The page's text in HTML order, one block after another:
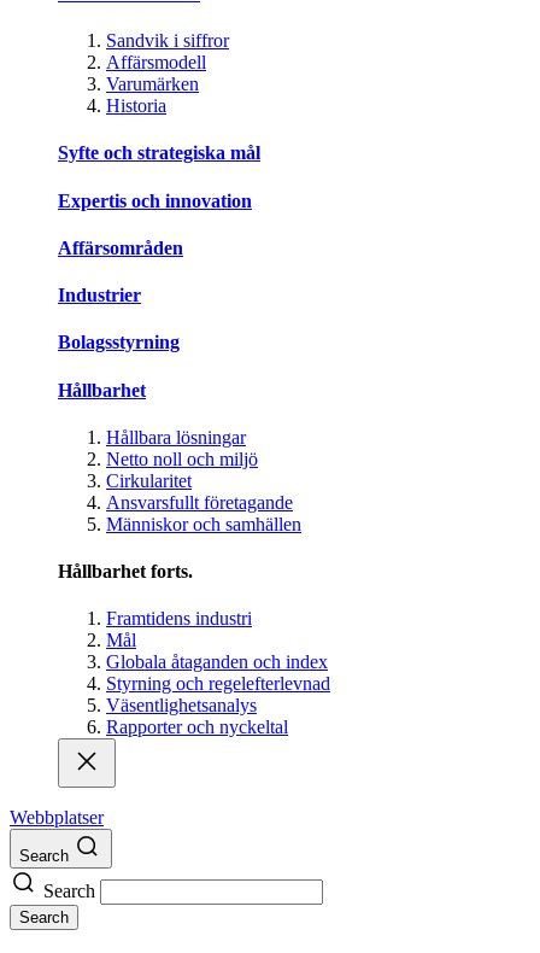
Sandvik i siffror
Affärsmodell
Varumärken
Historia
Syfte och strategiska mål
Expertis och innovation
Affärsområden
Industrier
Bolagsstyrning
Hållbarhet
Hållbara lösningar
Netto noll och miljö
Cirkularitet
Ansvarsfullt företagande
Människor och samhällen
Hållbarhet forts.
Framtidens industri
Mål
Globala åtaganden och index
Styrning och regelefterlevnad
Väsentlighetsanalys
Rapporter och nyckeltal
Webbplatser
Search
Search
Search